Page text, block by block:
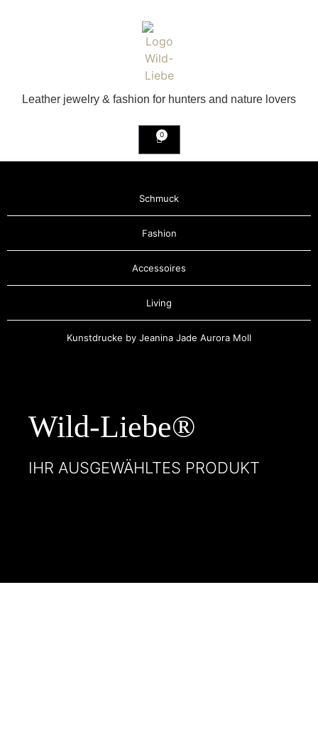
Leather jewelry & fashion for hunters and nature lovers
0
Schmuck
Fashion
Accessoires
Living
Kunstdrucke by Jeanina Jade Aurora Moll
Wild-Liebe®
IHR AUSGEWÄHLTES PRODUKT